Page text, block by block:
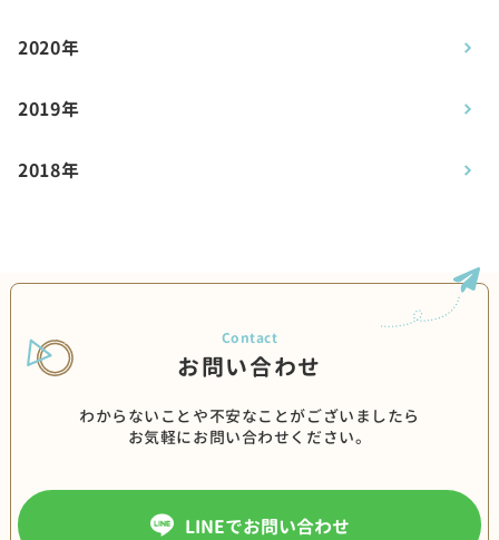
2020年
2019年
2018年
お問い合わせ
わからないことや不安なことがございましたら
お気軽にお問い合わせください。
LINEでお問い合わせ